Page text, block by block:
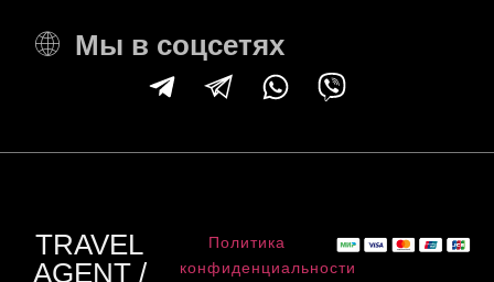
Мы в соцсетях
TRAVEL
AGENT /
Политика
конфиденциальности